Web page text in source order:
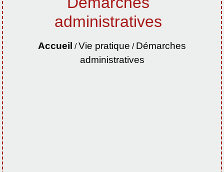
administratives
Accueil /Vie pratique / Démarches
administratives